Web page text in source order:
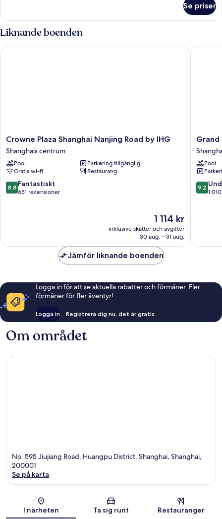
Se priser
Liknande boenden
Crowne
Plaza
Shanghai
Nanjing
Road
by
IHG
Crowne Plaza Shanghai Nanjing Road by IHG
Shanghais centrum
Pool
Parkering tillgänglig
Gratis wi-fi
Restaurang
8.8
av
8,8 Fantastiskt
651 recensioner
Priset
är
1 114 kr
1 114 kr
inklusive skatter och avgifter
30 aug. – 31 aug.
Crowne Plaza Shanghai Nanjing Road by IHG
Grand
Central
Hotel
centrum
Grand
Pool
9.2
av
9,2
1
Grand
Jämför liknande boenden
Logga in för att se aktuella rabatter och förmåner. Fler
förmåner för fler äventyr!
Logga in Registrera dig nu, det är gratis
Om området
No. 595 Jiujiang Road, Huangpu District, Shanghai, Shanghai,
200001
Se på karta
I närheten Ta sig runt Restauranger